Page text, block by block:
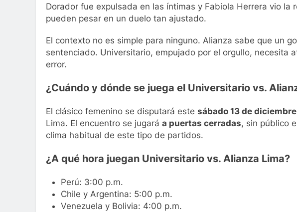
Dorador fue expulsada en las íntimas y Fabiola Herrera vio la
pueden pesar en un duelo tan ajustado.
El contexto no es simple para ninguno. Alianza sabe que un
sentenciado. Universitario, empujado por el orgullo, necesita
error.
¿Cuándo y dónde se juega el Universitario vs.
El clásico femenino se disputará este sábado 13 de diciembre
Lima. El encuentro se jugará a puertas cerradas, sin público
clima habitual de este tipo de partidos.
¿A qué hora juegan Universitario vs. Alianza Lima?
Perú: 3:00 p.m.
Chile y Argentina: 5:00 p.m.
Venezuela y Bolivia: 4:00 p.m.